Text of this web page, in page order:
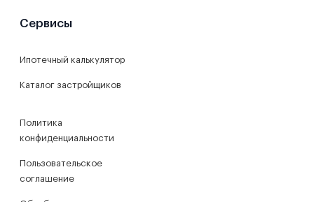
Сервисы
Ипотечный калькулятор
Каталог застройщиков
Политика
конфиденциальности
Пользовательское
соглашение